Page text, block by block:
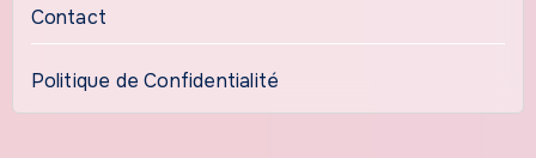
Contact
Politique de Confidentialité